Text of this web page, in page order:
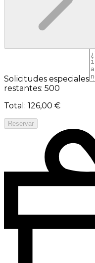
Solicitudes especiales
restantes: 500
Total : 126,00 €
Reservar